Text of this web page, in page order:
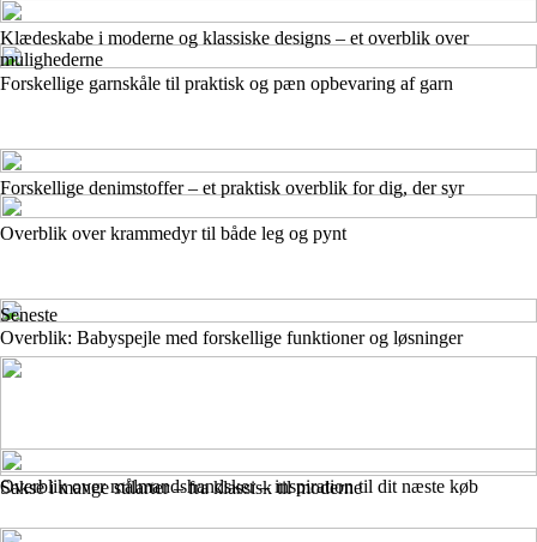
Forskellige garnskåle til praktisk og pæn opbevaring af garn
Overblik over krammedyr til både leg og pynt
Klædeskabe i moderne og klassiske designs – et overblik over
mulighederne
Forskellige denimstoffer – et praktisk overblik for dig, der syr
Overblik: Babyspejle med forskellige funktioner og løsninger
Sakse i mange stilarter – fra klassisk til moderne
Seneste
Overblik over målmandshandsker – inspiration til dit næste køb